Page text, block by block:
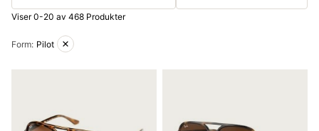
Viser 0-20 av 468 Produkter
Aktive filtre
Form: Pilot